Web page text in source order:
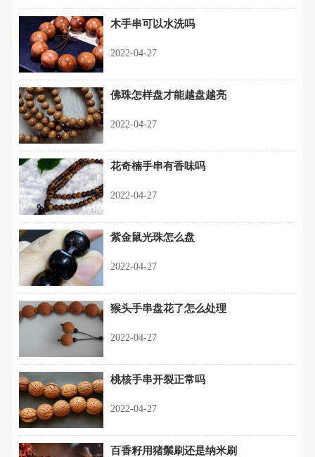
木手串可以水洗吗
2022-04-27
佛珠怎样盘才能越盘越亮
2022-04-27
花奇楠手串有香味吗
2022-04-27
紫金鼠光珠怎么盘
2022-04-27
猴头手串盘花了怎么处理
2022-04-27
桃核手串开裂正常吗
2022-04-27
百香籽用猪鬃刷还是纳米刷